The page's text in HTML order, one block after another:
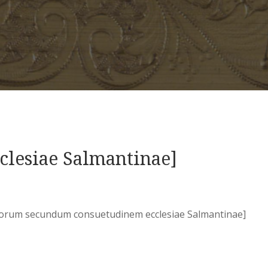
Salmantinae]
secundum consuetudinem ecclesiae Salmantinae]